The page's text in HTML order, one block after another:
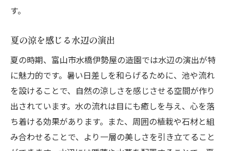
す。
夏の涼を感じる水辺の演出
夏の時期、富山市水橋伊勢屋の造園では水辺の演出が特
に魅力的です。暑い日差しを和らげるために、池や流れ
を設けることで、自然の涼しさを感じさせる空間が作り
出されています。水の流れは目にも癒しを与え、心を落
ち着ける効果があります。また、周囲の植栽や石材と組
み合わせることで、より一層の美しさを引き立てること